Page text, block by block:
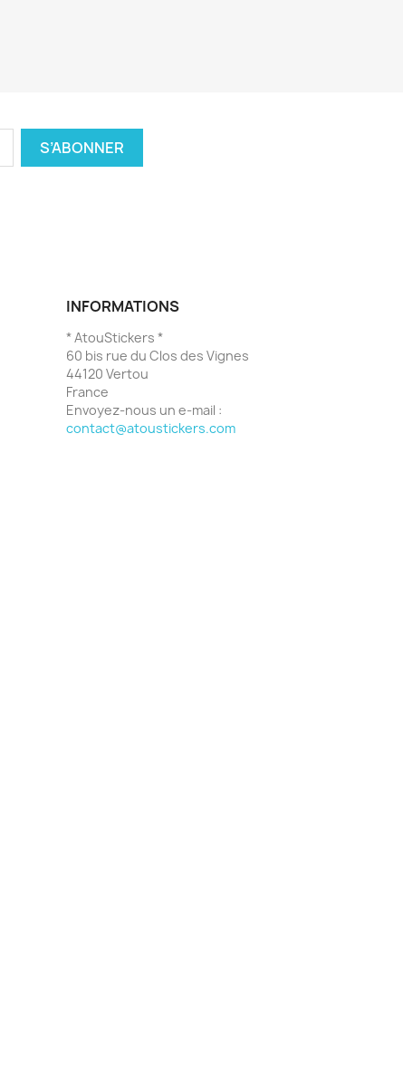
INFORMATIONS
* AtouStickers *
60 bis rue du Clos des Vignes
44120 Vertou
France
Envoyez-nous un e-mail :
contact@atoustickers.com